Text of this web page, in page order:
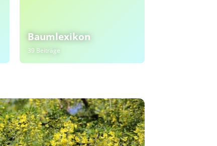
Baumlexikon
39 Beiträge